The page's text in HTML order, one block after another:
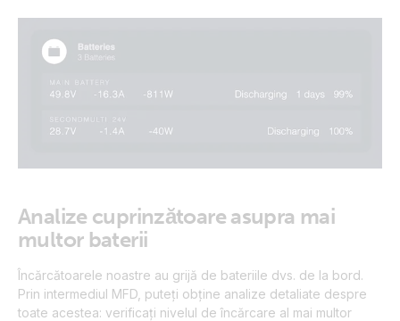
Analize cuprinzătoare asupra mai
multor baterii
Încărcătoarele noastre au grijă de bateriile dvs. de la bord.
Prin intermediul MFD, puteți obține analize detaliate despre
toate acestea: verificați nivelul de încărcare al mai multor